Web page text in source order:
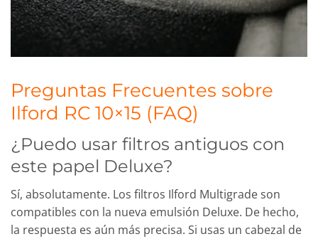
Preguntas Frecuentes sobre
Ilford RC 10×15 (FAQ)
¿Puedo usar filtros antiguos con
este papel Deluxe?
Sí, absolutamente. Los filtros Ilford Multigrade son
compatibles con la nueva emulsión Deluxe. De hecho,
la respuesta es aún más precisa. Si usas un cabezal de